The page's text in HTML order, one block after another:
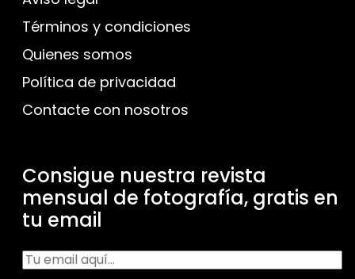
Términos y condiciones
Quienes somos
Política de privacidad
Contacte con nosotros
Consigue nuestra revista
mensual de fotografía, gratis en
tu email